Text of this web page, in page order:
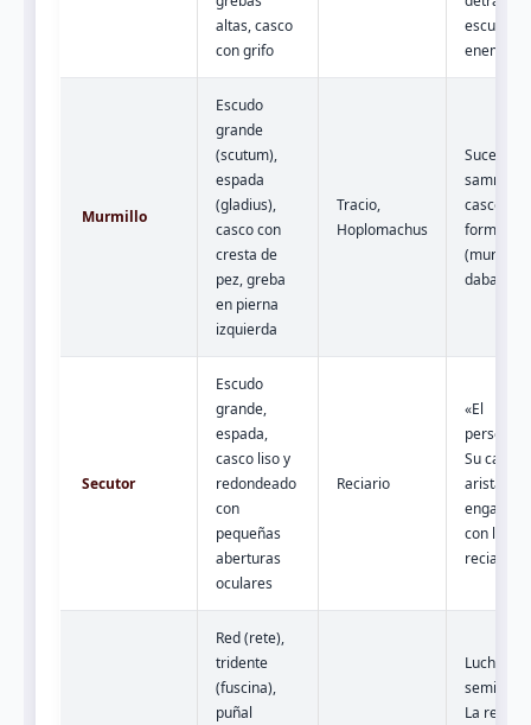
altas, casco
con grifo
escudo
enemigo.
Murmillo
Escudo
grande
(scutum),
espada
(gladius),
casco con
cresta de
pez, greba
en pierna
izquierda
Tracio,
Hoplomachus
Sucesor
samnita.
casco con
forma de
daba
Secutor
Escudo
grande,
espada,
casco liso y
redondeado
con
pequeñas
aberturas
oculares
Reciario
«El
Su casco
aristas
con la
reciario.
Red (rete),
tridente
(fuscina),
puñal
Luchaba
La red y el